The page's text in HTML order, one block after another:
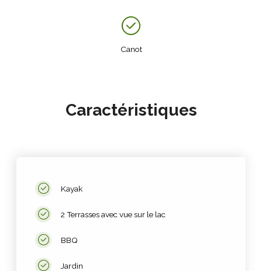
Canot
Caractéristiques
Kayak
2 Terrasses avec vue sur le lac
BBQ
Jardin